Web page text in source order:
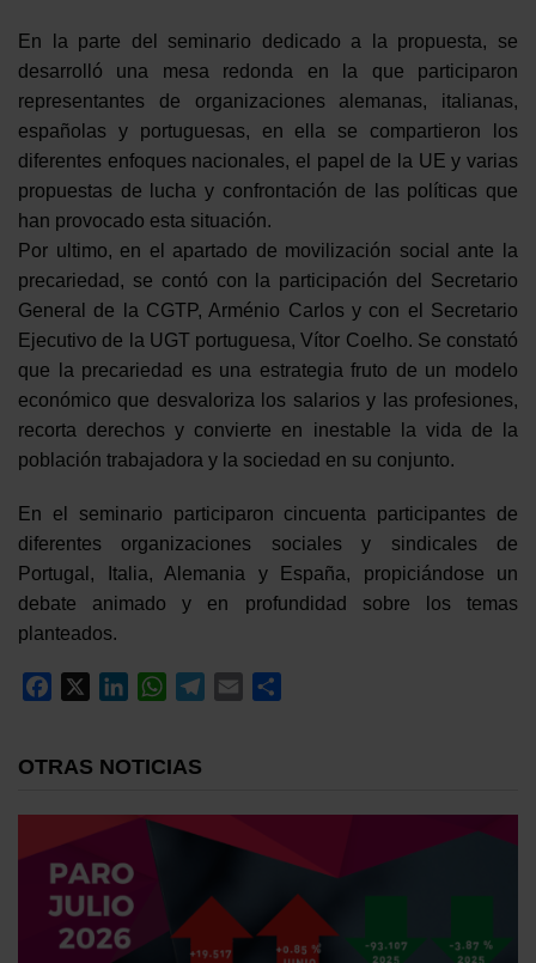
En la parte del seminario dedicado a la propuesta, se
desarrolló una mesa redonda en la que participaron
representantes de organizaciones alemanas, italianas,
españolas y portuguesas, en ella se compartieron los
diferentes enfoques nacionales, el papel de la UE y varias
propuestas de lucha y confrontación de las políticas que
han provocado esta situación.
Por ultimo, en el apartado de movilización social ante la
precariedad, se contó con la participación del Secretario
General de la CGTP, Arménio Carlos y con el Secretario
Ejecutivo de la UGT portuguesa, Vítor Coelho. Se constató
que la precariedad es una estrategia fruto de un modelo
económico que desvaloriza los salarios y las profesiones,
recorta derechos y convierte en inestable la vida de la
población trabajadora y la sociedad en su conjunto.
En el seminario participaron cincuenta participantes de
diferentes organizaciones sociales y sindicales de
Portugal, Italia, Alemania y España, propiciándose un
debate animado y en profundidad sobre los temas
planteados.
Facebook LinkedInWhatsApp
Telegram
Email
OTRAS NOTICIAS